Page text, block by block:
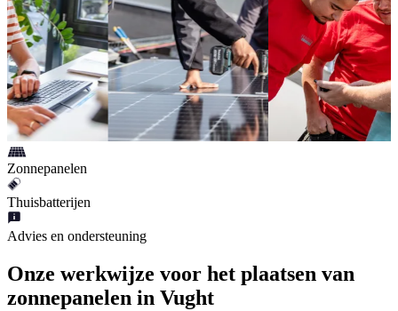
Zonnepanelen
Thuisbatterijen
Advies en ondersteuning
Onze werkwijze voor het plaatsen van
zonnepanelen in Vught